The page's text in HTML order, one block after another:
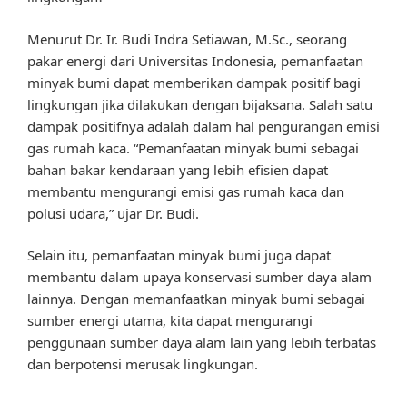
Menurut Dr. Ir. Budi Indra Setiawan, M.Sc., seorang
pakar energi dari Universitas Indonesia, pemanfaatan
minyak bumi dapat memberikan dampak positif bagi
lingkungan jika dilakukan dengan bijaksana. Salah satu
dampak positifnya adalah dalam hal pengurangan emisi
gas rumah kaca. “Pemanfaatan minyak bumi sebagai
bahan bakar kendaraan yang lebih efisien dapat
membantu mengurangi emisi gas rumah kaca dan
polusi udara,” ujar Dr. Budi.
Selain itu, pemanfaatan minyak bumi juga dapat
membantu dalam upaya konservasi sumber daya alam
lainnya. Dengan memanfaatkan minyak bumi sebagai
sumber energi utama, kita dapat mengurangi
penggunaan sumber daya alam lain yang lebih terbatas
dan berpotensi merusak lingkungan.